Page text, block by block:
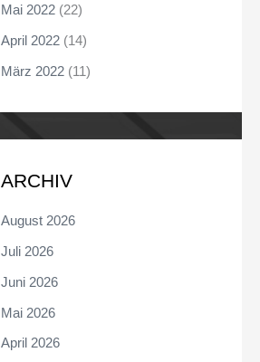
Mai 2022 (22)
April 2022 (14)
März 2022 (11)
ARCHIV
August 2026
Juli 2026
Juni 2026
Mai 2026
April 2026